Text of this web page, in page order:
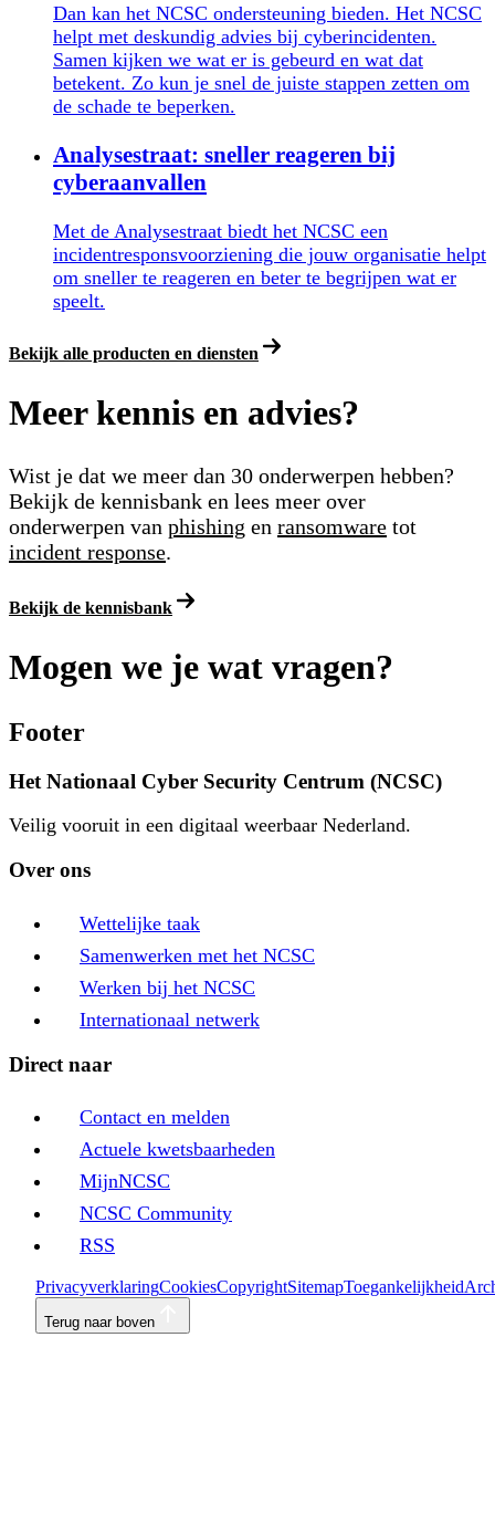
Dan kan het NCSC ondersteuning bieden. Het NCSC
helpt met deskundig advies bij cyberincidenten.
Samen kijken we wat er is gebeurd en wat dat
betekent. Zo kun je snel de juiste stappen zetten om
de schade te beperken.
Analysestraat: sneller reageren bij
cyberaanvallen
Met de Analysestraat biedt het NCSC een
incidentresponsvoorziening die jouw organisatie helpt
om sneller te reageren en beter te begrijpen wat er
speelt.
Bekijk alle producten en diensten
Meer kennis en advies?
Wist je dat we meer dan 30 onderwerpen hebben?
Bekijk de kennisbank en lees meer over
onderwerpen van phishing en ransomware tot
incident response.
Bekijk de kennisbank
Mogen we je wat vragen?
Footer
Het Nationaal Cyber Security Centrum (NCSC)
Veilig vooruit in een digitaal weerbaar Nederland.
Over ons
Wettelijke taak
Samenwerken met het NCSC
Werken bij het NCSC
Internationaal netwerk
Direct naar
Contact en melden
Actuele kwetsbaarheden
MijnNCSC
NCSC Community
RSS
PrivacyverklaringCookiesCopyrightSitemapToegankelijkheid
Terug naar boven